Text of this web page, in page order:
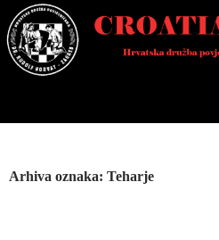
Skoči
do
sadržaja
Arhiva oznaka: Teharje